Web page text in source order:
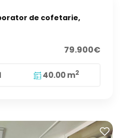
de cofetarie,
79.900€
40.00 m2